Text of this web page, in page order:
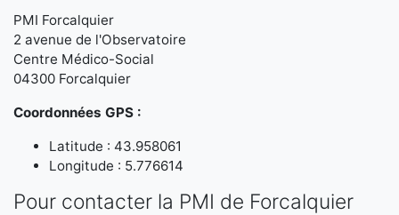
PMI Forcalquier
2 avenue de l'Observatoire
Centre Médico-Social
04300 Forcalquier
Coordonnées GPS :
Latitude : 43.958061
Longitude : 5.776614
Pour contacter la PMI de Forcalquier